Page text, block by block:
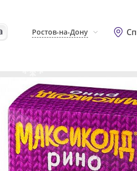
Ростов-на-Дону